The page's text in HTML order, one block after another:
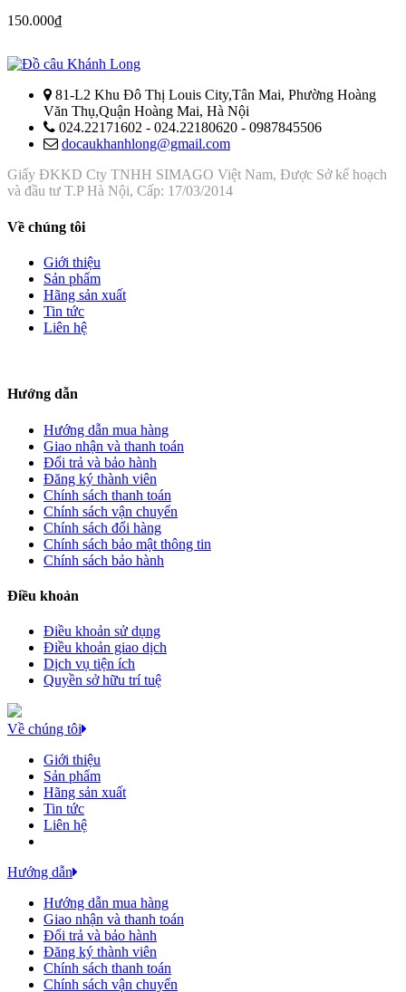
150.000₫
81-L2 Khu Đô Thị Louis City,Tân Mai, Phường Hoàng
Văn Thụ,Quận Hoàng Mai, Hà Nội
024.22171602 - 024.22180620 - 0987845506
docaukhanhlong@gmail.com
Giấy ĐKKD Cty TNHH SIMAGO Việt Nam, Được Sở kế hoạch
và đầu tư T.P Hà Nội, Cấp: 17/03/2014
Về chúng tôi
Giới thiệu
Sản phẩm
Hãng sản xuất
Tin tức
Liên hệ
Hướng dẫn
Hướng dẫn mua hàng
Giao nhận và thanh toán
Đổi trả và bảo hành
Đăng ký thành viên
Chính sách thanh toán
Chính sách vận chuyển
Chính sách đổi hàng
Chính sách bảo mật thông tin
Chính sách bảo hành
Điều khoản
Điều khoản sử dụng
Điều khoản giao dịch
Dịch vụ tiện ích
Quyền sở hữu trí tuệ
Về chúng tôi
Giới thiệu
Sản phẩm
Hãng sản xuất
Tin tức
Liên hệ
Hướng dẫn
Hướng dẫn mua hàng
Giao nhận và thanh toán
Đổi trả và bảo hành
Đăng ký thành viên
Chính sách thanh toán
Chính sách vận chuyển